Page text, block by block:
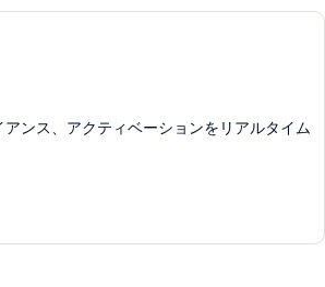
ンス、アクティベーションをリアルタイム